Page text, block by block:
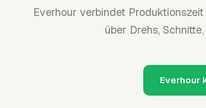
Everhour verbindet
über Drehs,
Everhour